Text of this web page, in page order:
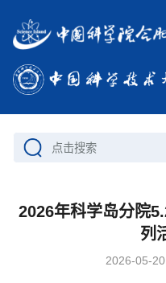
点击搜索
2026年科学岛分院
列
2026-05-20